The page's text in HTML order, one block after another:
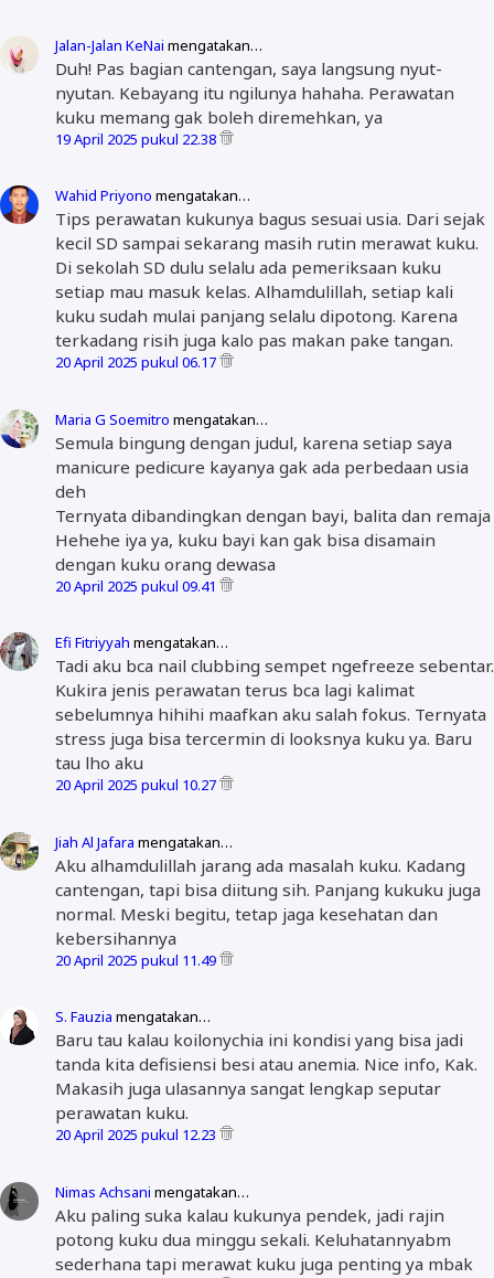
Jalan-Jalan KeNai mengatakan…
Duh! Pas bagian cantengan, saya langsung nyut-
nyutan. Kebayang itu ngilunya hahaha. Perawatan
kuku memang gak boleh diremehkan, ya
19 April 2025 pukul 22.38
Wahid Priyono mengatakan…
Tips perawatan kukunya bagus sesuai usia. Dari sejak
kecil SD sampai sekarang masih rutin merawat kuku.
Di sekolah SD dulu selalu ada pemeriksaan kuku
setiap mau masuk kelas. Alhamdulillah, setiap kali
kuku sudah mulai panjang selalu dipotong. Karena
terkadang risih juga kalo pas makan pake tangan.
20 April 2025 pukul 06.17
Maria G Soemitro mengatakan…
Semula bingung dengan judul, karena setiap saya
manicure pedicure kayanya gak ada perbedaan usia
deh
Ternyata dibandingkan dengan bayi, balita dan remaja
Hehehe iya ya, kuku bayi kan gak bisa disamain
dengan kuku orang dewasa
20 April 2025 pukul 09.41
Efi Fitriyyah mengatakan…
Tadi aku bca nail clubbing sempet ngefreeze sebentar.
Kukira jenis perawatan terus bca lagi kalimat
sebelumnya hihihi maafkan aku salah fokus. Ternyata
stress juga bisa tercermin di looksnya kuku ya. Baru
tau lho aku
20 April 2025 pukul 10.27
Jiah Al Jafara mengatakan…
Aku alhamdulillah jarang ada masalah kuku. Kadang
cantengan, tapi bisa diitung sih. Panjang kukuku juga
normal. Meski begitu, tetap jaga kesehatan dan
kebersihannya
20 April 2025 pukul 11.49
S. Fauzia mengatakan…
Baru tau kalau koilonychia ini kondisi yang bisa jadi
tanda kita defisiensi besi atau anemia. Nice info, Kak.
Makasih juga ulasannya sangat lengkap seputar
perawatan kuku.
20 April 2025 pukul 12.23
Nimas Achsani mengatakan…
Aku paling suka kalau kukunya pendek, jadi rajin
potong kuku dua minggu sekali. Keluhatannyabm
sederhana tapi merawat kuku juga penting ya mbak